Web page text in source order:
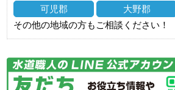
可児郡
大野郡
その他の地域の方もご相談ください！